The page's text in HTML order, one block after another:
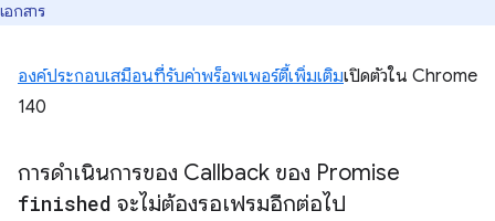
เอกสาร
องค์ประกอบเสมือนที่รับค่าพร็อพเพอร์ตี้เพิ่มเติมเปิดตัวใน Chrome
140
การดำเนินการของ Callback ของ Promise
finished จะไม่ต้องรอเฟรมอีกต่อไป